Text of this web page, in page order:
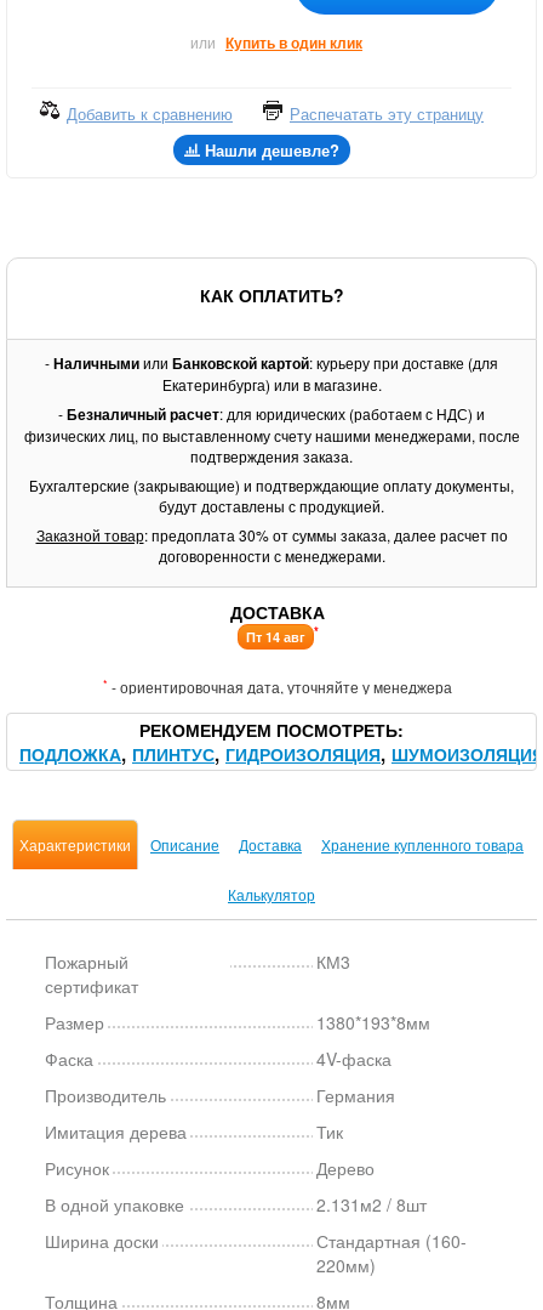
или Купить в один клик
Добавить к сравнению
Распечатать эту страницу
Нашли дешевле?
КАК ОПЛАТИТЬ?
-Наличнымиили Банковской картой: курьеру при доставке (для
Екатеринбурга) или в магазине.
-Безналичный расчет: для юридических (работаем с НДС) и
физических лиц, по выставленному счету нашими менеджерами, после
подтверждения заказа.
Бухгалтерские (закрывающие) и подтверждающие оплату документы,
будут доставлены с продукцией.
Заказной товар: предоплата 30% от суммы заказа, далее расчет по
договоренности с менеджерами.
ДОСТАВКА
Пт 14 авг *
* - ориентировочная дата, уточняйте у менеджера
РЕКОМЕНДУЕМ ПОСМОТРЕТЬ
ПОДЛОЖКА ПЛИНТУС ГИДРОИЗОЛЯЦИЯ ШУМОИЗОЛЯЦИЯ
Характеристики Описание Доставка Хранение купленного товара
Калькулятор
Пожарный
сертификат
КМ3
Размер
1380*193*8мм
Фаска
4V-фаска
Производитель
Германия
Имитация дерева
Тик
Рисунок
Дерево
В одной упаковке
2.131м2 / 8шт
Ширина доски
Стандартная (160-
220мм)
Толщина
8мм